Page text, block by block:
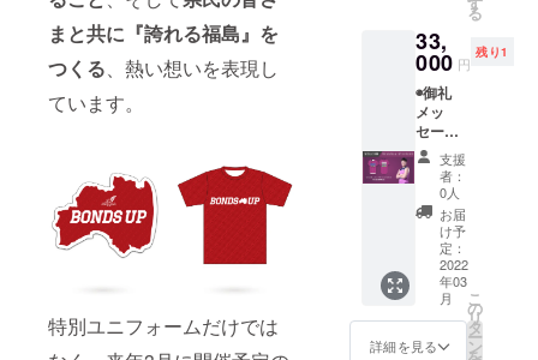
まと共に『誇れる福島』を
つくる、熱い想いを表現し
ています。
特別ユニフォームだけでは
司) ※画
像はイ
メージ
です
福島
ファイ
ヤーボ
ンズの8
年間の
歩みや
これか
らの展
望を1冊
にまと
めます ◉
直筆サ
イン入
り非売
シュー
ティン
にご希
望のお
名前を
ご記入
くださ
い
◉BOND
S UP ス
テッ
カー
◉BOND
S UP ス
トー
リー
ブック
(2013-
2022)
る
33,
000 円
残り1
◉御礼
メッ
セージ
動画
(メール
にて動
画デー
タ送付)
◉福島
ファイ
ヤーボ
ンズ公
式HPに
名前掲
支援
者：
0人
お届
け予
定：
2022
年03
月
詳細を見る
こ
の
リ
タ
ー
ン
を